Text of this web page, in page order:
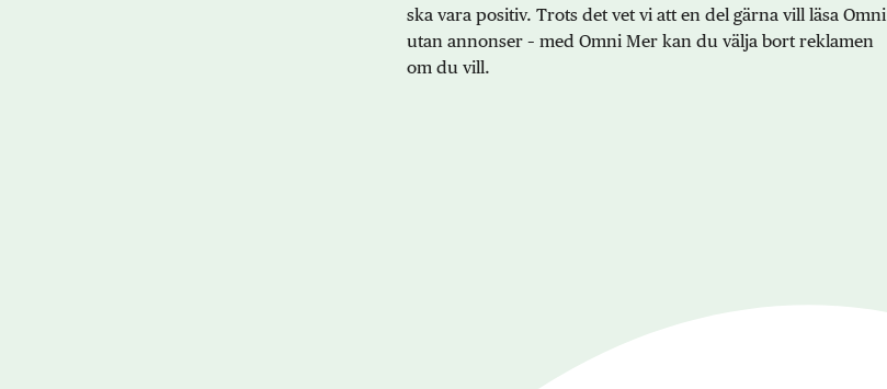
ska vara positiv. Trots det vet vi att en del gärna vill läsa Omni
utan annonser – med Omni Mer kan du välja bort reklamen
om du vill.